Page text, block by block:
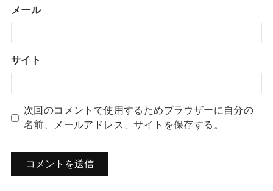
メール
サイト
次回のコメントで使用するためブラウザーに自分の
名前、メールアドレス、サイトを保存する。